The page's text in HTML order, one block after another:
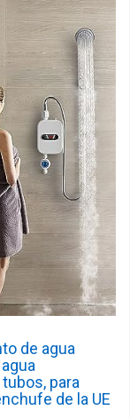
de agua
para
de la UE